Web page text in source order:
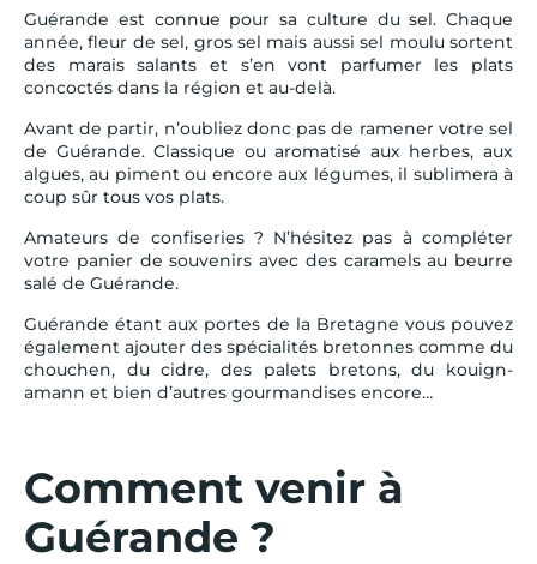
Guérande est connue pour sa culture du sel. Chaque
année, fleur de sel, gros sel mais aussi sel moulu sortent
des marais salants et s’en vont parfumer les plats
concoctés dans la région et au-delà.
Avant de partir, n’oubliez donc pas de ramener votre sel
de Guérande. Classique ou aromatisé aux herbes, aux
algues, au piment ou encore aux légumes, il sublimera à
coup sûr tous vos plats.
Amateurs de confiseries ? N’hésitez pas à compléter
votre panier de souvenirs avec des caramels au beurre
salé de Guérande.
Guérande étant aux portes de la Bretagne vous pouvez
également ajouter des spécialités bretonnes comme du
chouchen, du cidre, des palets bretons, du kouign-
amann et bien d’autres gourmandises encore…
Comment venir à
Guérande ?